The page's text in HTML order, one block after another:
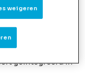
Dit is een
onze
de waardevolle
De nominatie
ook nog eens
geïntegreerd in
weigeren